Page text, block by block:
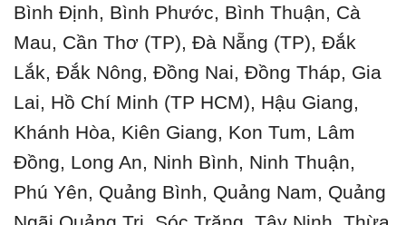
Bình Định, Bình Phước, Bình Thuận, Cà
Mau, Cần Thơ (TP), Đà Nẵng (TP), Đắk
Lắk, Đắk Nông, Đồng Nai, Đồng Tháp, Gia
Lai, Hồ Chí Minh (TP HCM), Hậu Giang,
Khánh Hòa, Kiên Giang, Kon Tum, Lâm
Đồng, Long An, Ninh Bình, Ninh Thuận,
Phú Yên, Quảng Bình, Quảng Nam, Quảng